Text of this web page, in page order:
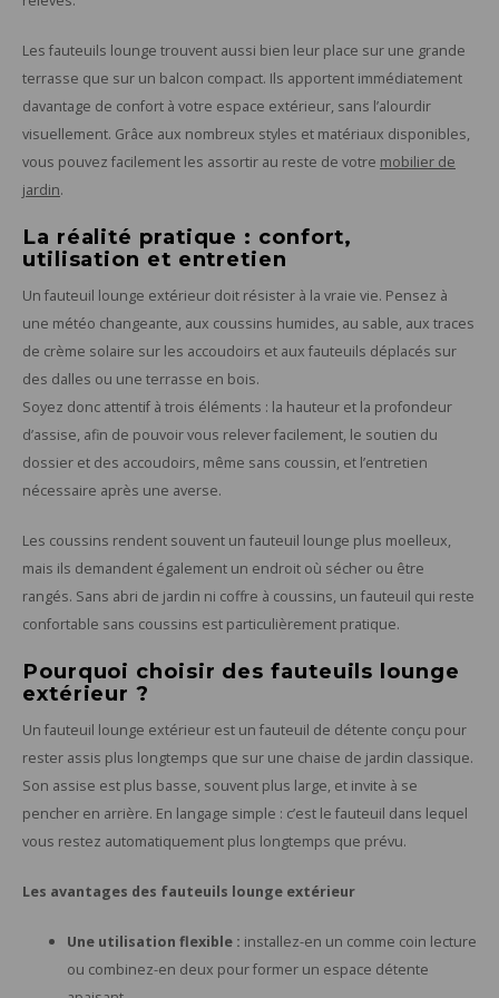
Les fauteuils lounge trouvent aussi bien leur place sur une grande
terrasse que sur un balcon compact. Ils apportent immédiatement
davantage de confort à votre espace extérieur, sans l’alourdir
visuellement. Grâce aux nombreux styles et matériaux disponibles,
vous pouvez facilement les assortir au reste de votre mobilier de
jardin.
La réalité pratique : confort,
utilisation et entretien
Un fauteuil lounge extérieur doit résister à la vraie vie. Pensez à
une météo changeante, aux coussins humides, au sable, aux traces
de crème solaire sur les accoudoirs et aux fauteuils déplacés sur
des dalles ou une terrasse en bois.
Soyez donc attentif à trois éléments : la hauteur et la profondeur
d’assise, afin de pouvoir vous relever facilement, le soutien du
dossier et des accoudoirs, même sans coussin, et l’entretien
nécessaire après une averse.
Les coussins rendent souvent un fauteuil lounge plus moelleux,
mais ils demandent également un endroit où sécher ou être
rangés. Sans abri de jardin ni coffre à coussins, un fauteuil qui reste
confortable sans coussins est particulièrement pratique.
Pourquoi choisir des fauteuils lounge
extérieur ?
Un fauteuil lounge extérieur est un fauteuil de détente conçu pour
rester assis plus longtemps que sur une chaise de jardin classique.
Son assise est plus basse, souvent plus large, et invite à se
pencher en arrière. En langage simple : c’est le fauteuil dans lequel
vous restez automatiquement plus longtemps que prévu.
Les avantages des fauteuils lounge extérieur
Une utilisation flexible : installez-en un comme coin lecture
ou combinez-en deux pour former un espace détente